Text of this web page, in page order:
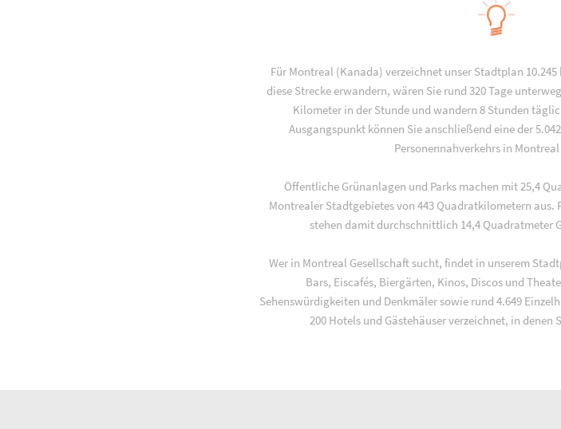
Für Montreal (Kanada) verzeichnet unser Stadtplan
diese Strecke erwandern, wären Sie rund 320 Tage
Kilometer in der Stunde und wandern 8 Stunden
Ausgangspunkt können Sie anschließend eine der
Personennahverkehrs in
Öffentliche Grünanlagen und Parks machen mit 25,4
Montrealer Stadtgebietes von 443 Quadratkilometern aus.
stehen damit durchschnittlich 14,4 Quadratmeter
Wer in Montreal Gesellschaft sucht, findet in unserem
Bars, Eiscafés, Biergärten, Kinos, Discos und
Sehenswürdigkeiten und Denkmäler sowie rund 4.649
200 Hotels und Gästehäuser verzeichnet, in denen